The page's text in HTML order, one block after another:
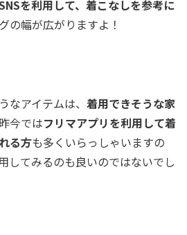
を利用して、着こなしを参考に
の幅が広がりますよ！
なアイテムは、 着用できそうな家
今ではフリマアプリを利用して着
る方も多くいらっしゃいますの
してみるのも良いのではないでし